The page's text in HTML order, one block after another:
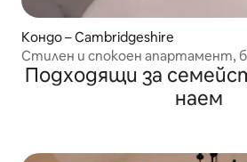
Кондо – Cambridgeshire
Стилен и спокоен апартамент,
Подходящи за
наем